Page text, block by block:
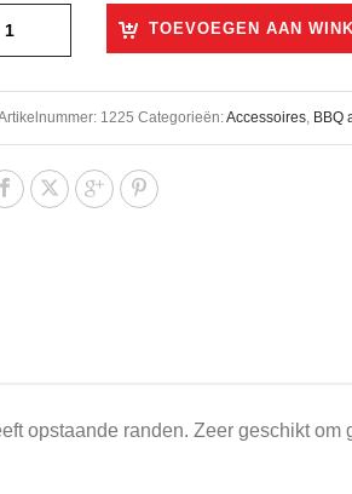
TOEVOEGEN AAN
1225 Categorieën:Accessoires, BBQ
opstaande randen. Zeer geschikt